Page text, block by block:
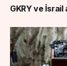
GKRY ve